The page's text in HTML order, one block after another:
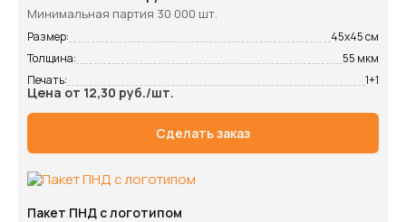
Минимальная партия 30 000 шт.
Размер:
45х45 см
Толщина:
55 мкм
Печать:
1+1
Цена от 12,30 руб./шт.
Сделать заказ
Пакет ПНД с логотипом